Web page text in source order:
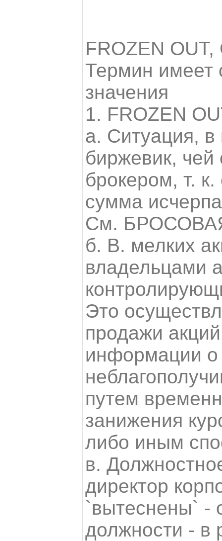
FROZEN
Термин
значения
1. FROZEN
а. Ситуация, в
биржевик, чей
брокером, т. к.
сумма
См.
б. В. мелких
владельцами
Это
продажи
информации о
путем
занижения
либо иным
в.
директор
`вытеснены` -
должности - в